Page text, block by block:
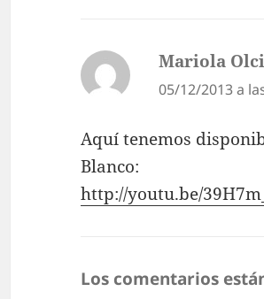
Mariola
05/12/2013 a
Aquí tenemos
Blanco:
http://youtu.be/
Los comentarios